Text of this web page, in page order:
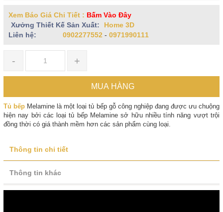
Xem Báo Giá Chi Tiết : Bấm Vào Đây
Xưởng Thiết Kế Sản Xuất:
Home 3D
Liên hệ:
0902277552 - 0971990111
- +
MUA HÀNG
Tủ bếp Melamine là một loại tủ bếp gỗ công nghiệp đang được ưu chuộng
hiện nay bởi các loại tủ bếp Melamine sở hữu nhiều tính năng vượt trội
đồng thời có giá thành mềm hơn các sản phẩm cùng loại.
Thông tin chi tiết
Thông tin khác